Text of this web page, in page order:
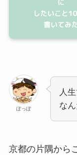
ぽっぽ
人
な
京都の片隅から